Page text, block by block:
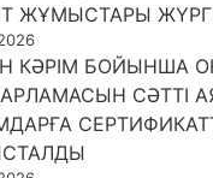
ЖҰМЫСТАРЫ
КӘРІМ БОЙЫНША
СӘТТІ